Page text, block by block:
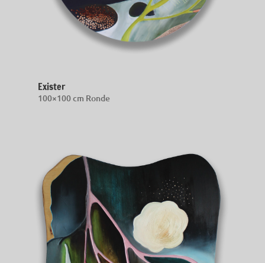
Exister
100×100 cm Ronde